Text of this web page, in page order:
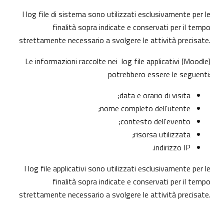
I log file di sistema sono utilizzati esclusivamente per le
finalità sopra indicate e conservati per il tempo
strettamente necessario a svolgere le attività precisate.
Le informazioni raccolte nei log file applicativi (Moodle)
potrebbero essere le seguenti:
data e orario di visita;
nome completo dell'utente;
contesto dell'evento;
risorsa utilizzata;
indirizzo IP.
I log file applicativi sono utilizzati esclusivamente per le
finalità sopra indicate e conservati per il tempo
strettamente necessario a svolgere le attività precisate.